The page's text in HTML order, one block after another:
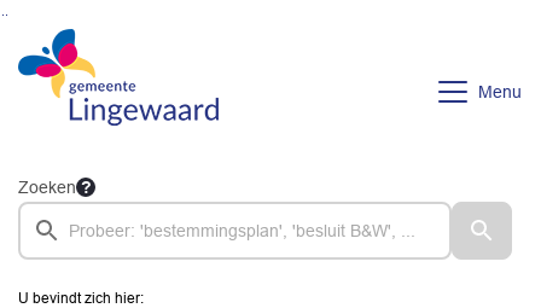
Ga naar de inhoud van deze pagina
Ga naar het zoeken
Ga naar het menu
Menu
Zoeken
U bevindt zich hier: